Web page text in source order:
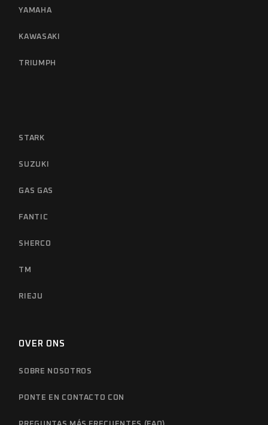
YAMAHA
KAWASAKI
TRIUMPH
STARK
SUZUKI
GAS GAS
FANTIC
SHERCO
TM
RIEJU
OVER ONS
SOBRE NOSOTROS
PONTE EN CONTACTO CON